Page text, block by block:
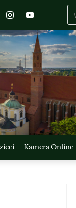
Kamera Online